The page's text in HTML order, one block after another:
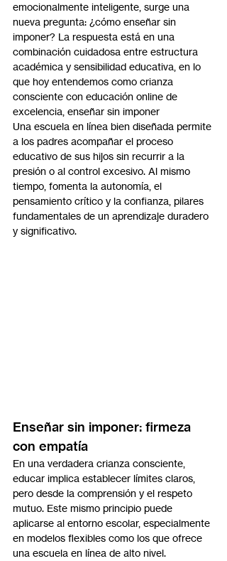
emocionalmente inteligente, surge una
nueva pregunta: ¿cómo enseñar sin
imponer? La respuesta está en una
combinación cuidadosa entre estructura
académica y sensibilidad educativa, en lo
que hoy entendemos como crianza
consciente con educación online de
excelencia, enseñar sin imponer
Una escuela en línea bien diseñada permite
a los padres acompañar el proceso
educativo de sus hijos sin recurrir a la
presión o al control excesivo. Al mismo
tiempo, fomenta la autonomía, el
pensamiento crítico y la confianza, pilares
fundamentales de un aprendizaje duradero
y significativo.
Enseñar sin imponer: firmeza
con empatía
En una verdadera crianza consciente,
educar implica establecer límites claros,
pero desde la comprensión y el respeto
mutuo. Este mismo principio puede
aplicarse al entorno escolar, especialmente
en modelos flexibles como los que ofrece
una escuela en línea de alto nivel.